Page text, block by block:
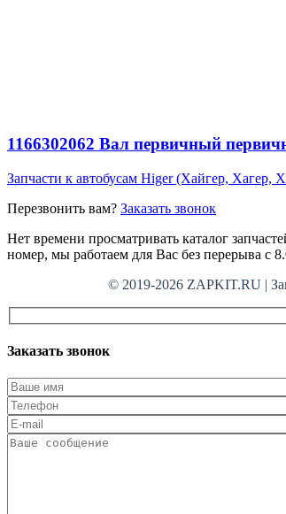
1166302062 Вал первичный
Запчасти к автобусам Higer (Хайгер, Хагер,
Перезвонить вам? Заказать звонок
Нет времени просматривать каталог
номер, мы работаем для Вас без перерыва с
© 2019-2026 ZAPKIT.RU |
Заказать звонок